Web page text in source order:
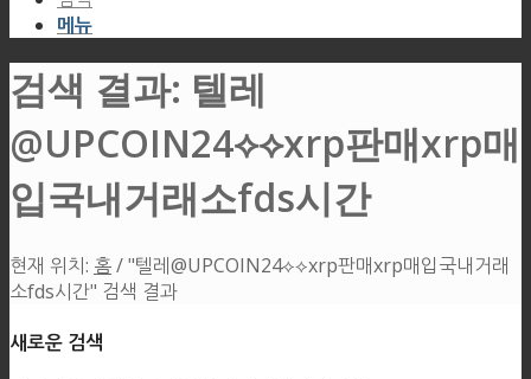
메뉴
검색 결과: 텔레
@UPCOIN24⟡⟡xrp판매xrp매
입국내거래소fds시간
현재 위치: 홈/"텔레@UPCOIN24⟡⟡xrp판매xrp매입국내거래
소fds시간" 검색 결과
새로운 검색